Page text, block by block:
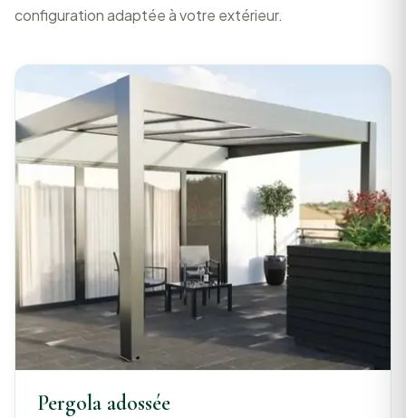
configuration adaptée à votre extérieur.
Pergola adossée